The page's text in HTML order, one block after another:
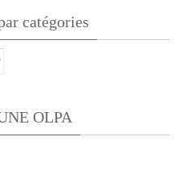
catégories
OLPA